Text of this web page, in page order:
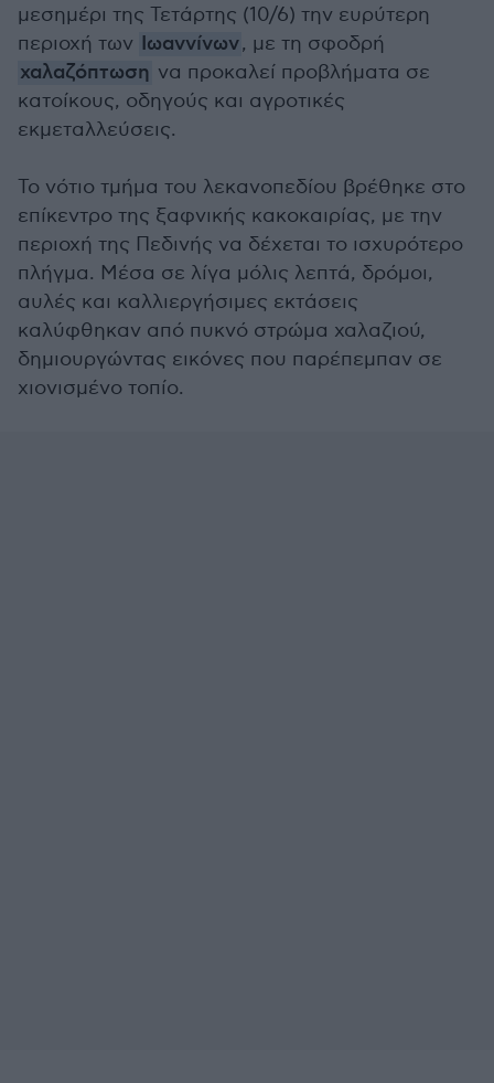
μεσημέρι της Τετάρτης (10/6) την ευρύτερη
περιοχή των Ιωαννίνων, με τη σφοδρή
χαλαζόπτωση να προκαλεί προβλήματα σε
κατοίκους, οδηγούς και αγροτικές
εκμεταλλεύσεις.
Το νότιο τμήμα του λεκανοπεδίου βρέθηκε στο
επίκεντρο της ξαφνικής κακοκαιρίας, με την
περιοχή της Πεδινής να δέχεται το ισχυρότερο
πλήγμα. Μέσα σε λίγα μόλις λεπτά, δρόμοι,
αυλές και καλλιεργήσιμες εκτάσεις
καλύφθηκαν από πυκνό στρώμα χαλαζιού,
δημιουργώντας εικόνες που παρέπεμπαν σε
χιονισμένο τοπίο.